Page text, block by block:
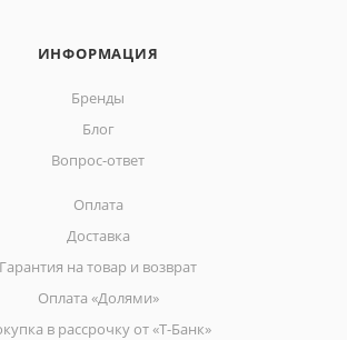
ИНФОРМАЦИЯ
Бренды
Блог
Вопрос-ответ
Оплата
Доставка
Гарантия на товар и возврат
Оплата «Долями»
в рассрочку от «Т-Банк»